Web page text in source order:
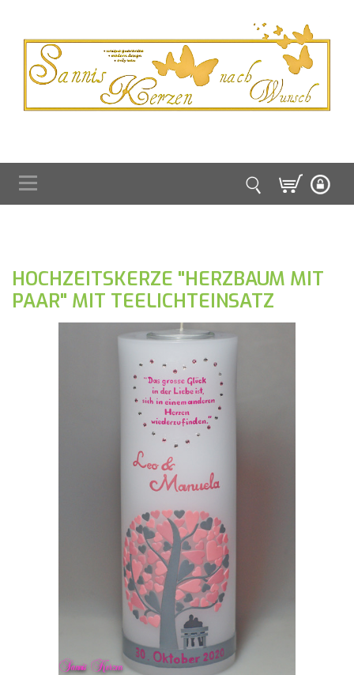
HOCHZEITSKERZE "HERZBAUM MIT
PAAR" MIT TEELICHTEINSATZ